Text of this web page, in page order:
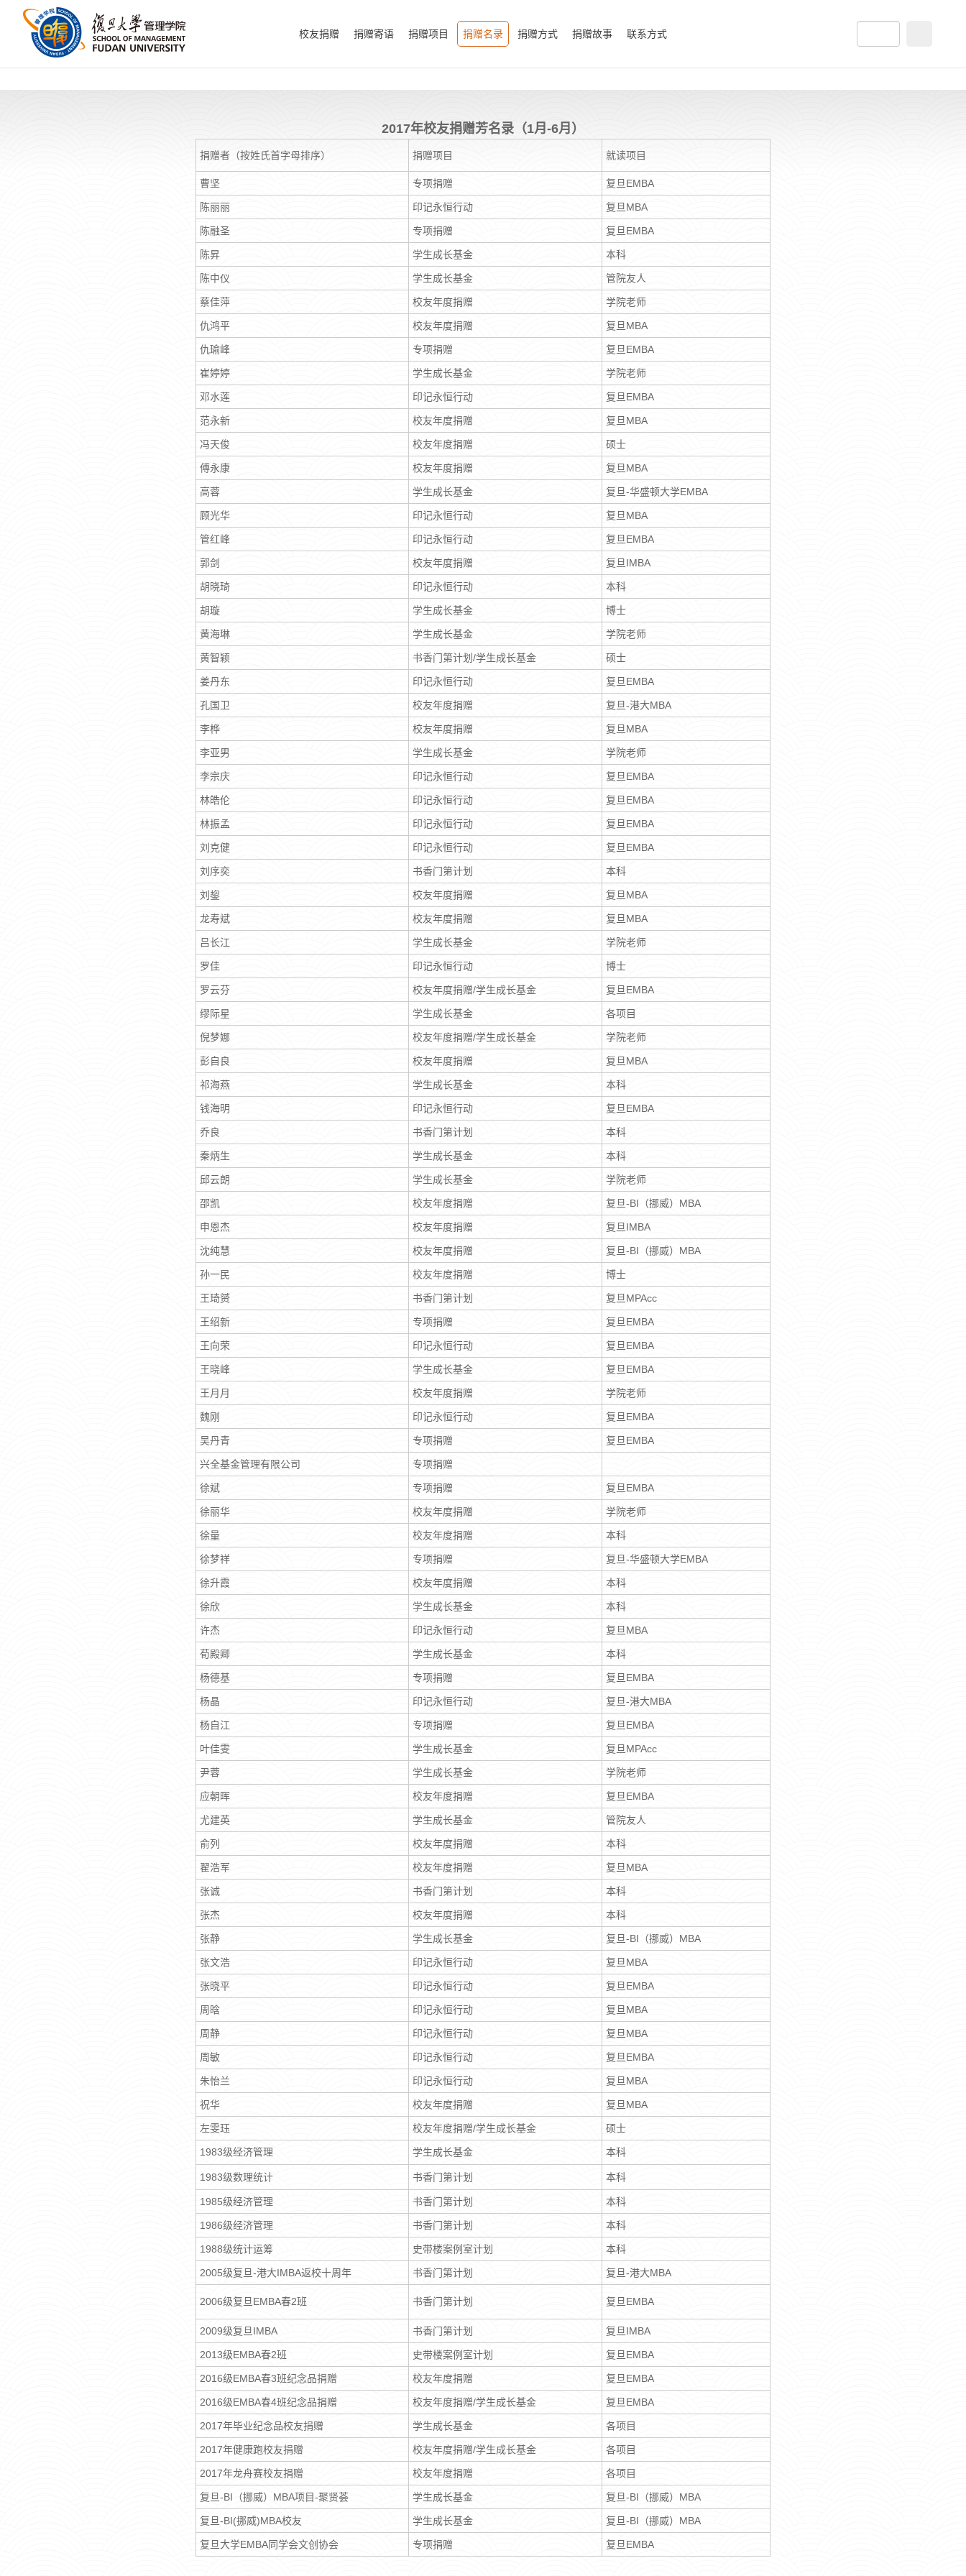
校友捐赠 捐赠寄语 捐赠项目 捐赠名录 捐赠方式 捐赠故事 联系方式
2017年校友捐赠芳名录（1月-6月）
捐赠者（按姓氏首字母排序） 捐赠项目 就读项目
曹坚 专项捐赠 复旦EMBA
陈丽丽 印记永恒行动 复旦MBA
陈融圣 专项捐赠 复旦EMBA
陈昇 学生成长基金 本科
陈中仪 学生成长基金 管院友人
蔡佳萍 校友年度捐赠 学院老师
仇鸿平 校友年度捐赠 复旦MBA
仇瑜峰 专项捐赠 复旦EMBA
崔婷婷 学生成长基金 学院老师
邓水莲 印记永恒行动 复旦EMBA
范永新 校友年度捐赠 复旦MBA
冯天俊 校友年度捐赠 硕士
傅永康 校友年度捐赠 复旦MBA
高蓉 学生成长基金 复旦-华盛顿大学EMBA
顾光华 印记永恒行动 复旦MBA
管红峰 印记永恒行动 复旦EMBA
郭剑 校友年度捐赠 复旦IMBA
胡晓琦 印记永恒行动 本科
胡璇 学生成长基金 博士
黄海琳 学生成长基金 学院老师
黄智颖 书香门第计划/学生成长基金 硕士
姜丹东 印记永恒行动 复旦EMBA
孔国卫 校友年度捐赠 复旦-港大MBA
李桦 校友年度捐赠 复旦MBA
李亚男 学生成长基金 学院老师
李宗庆 印记永恒行动 复旦EMBA
林皓伦 印记永恒行动 复旦EMBA
林振孟 印记永恒行动 复旦EMBA
刘克健 印记永恒行动 复旦EMBA
刘序奕 书香门第计划 本科
刘鋆 校友年度捐赠 复旦MBA
龙寿斌 校友年度捐赠 复旦MBA
吕长江 学生成长基金 学院老师
罗佳 印记永恒行动 博士
罗云芬 校友年度捐赠/学生成长基金 复旦EMBA
缪际星 学生成长基金 各项目
倪梦娜 校友年度捐赠/学生成长基金 学院老师
彭自良 校友年度捐赠 复旦MBA
祁海燕 学生成长基金 本科
钱海明 印记永恒行动 复旦EMBA
乔良 书香门第计划 本科
秦炳生 学生成长基金 本科
邱云朗 学生成长基金 学院老师
邵凯 校友年度捐赠 复旦-BI（挪威）MBA
申恩杰 校友年度捐赠 复旦IMBA
沈纯慧 校友年度捐赠 复旦-BI（挪威）MBA
孙一民 校友年度捐赠 博士
王琦赟 书香门第计划 复旦MPAcc
王绍新 专项捐赠 复旦EMBA
王向荣 印记永恒行动 复旦EMBA
王晓峰 学生成长基金 复旦EMBA
王月月 校友年度捐赠 学院老师
魏刚 印记永恒行动 复旦EMBA
吴丹青 专项捐赠 复旦EMBA
兴全基金管理有限公司 专项捐赠
徐斌 专项捐赠 复旦EMBA
徐丽华 校友年度捐赠 学院老师
徐量 校友年度捐赠 本科
徐梦祥 专项捐赠 复旦-华盛顿大学EMBA
徐升霞 校友年度捐赠 本科
徐欣 学生成长基金 本科
许杰 印记永恒行动 复旦MBA
荀殿卿 学生成长基金 本科
杨德基 专项捐赠 复旦EMBA
杨晶 印记永恒行动 复旦-港大MBA
杨自江 专项捐赠 复旦EMBA
叶佳雯 学生成长基金 复旦MPAcc
尹蓉 学生成长基金 学院老师
应朝晖 校友年度捐赠 复旦EMBA
尤建英 学生成长基金 管院友人
俞列 校友年度捐赠 本科
翟浩军 校友年度捐赠 复旦MBA
张诚 书香门第计划 本科
张杰 校友年度捐赠 本科
张静 学生成长基金 复旦-BI（挪威）MBA
张文浩 印记永恒行动 复旦MBA
张晓平 印记永恒行动 复旦EMBA
周晗 印记永恒行动 复旦MBA
周静 印记永恒行动 复旦MBA
周敏 印记永恒行动 复旦EMBA
朱怡兰 印记永恒行动 复旦MBA
祝华 校友年度捐赠 复旦MBA
左雯珏 校友年度捐赠/学生成长基金 硕士
1983级经济管理 学生成长基金 本科
1983级数理统计 书香门第计划 本科
1985级经济管理 书香门第计划 本科
1986级经济管理 书香门第计划 本科
1988级统计运筹 史带楼案例室计划 本科
2005级复旦-港大IMBA返校十周年 书香门第计划 复旦-港大MBA
2006级复旦EMBA春2班 书香门第计划 复旦EMBA
2009级复旦IMBA 书香门第计划 复旦IMBA
2013级EMBA春2班 史带楼案例室计划 复旦EMBA
2016级EMBA春3班纪念品捐赠 校友年度捐赠 复旦EMBA
2016级EMBA春4班纪念品捐赠 校友年度捐赠/学生成长基金 复旦EMBA
2017年毕业纪念品校友捐赠 学生成长基金 各项目
2017年健康跑校友捐赠 校友年度捐赠/学生成长基金 各项目
2017年龙舟赛校友捐赠 校友年度捐赠 各项目
复旦-BI（挪威）MBA项目-聚贤荟 学生成长基金 复旦-BI（挪威）MBA
复旦-BI(挪威)MBA校友 学生成长基金 复旦-BI（挪威）MBA
复旦大学EMBA同学会文创协会 专项捐赠 复旦EMBA